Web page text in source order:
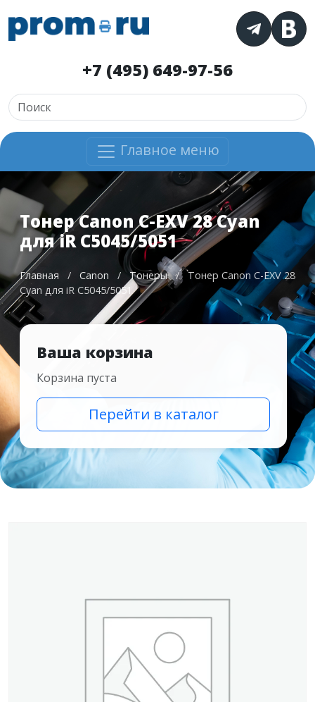
+7 (495) 649-97-56
Главное меню
Тонер Canon C-EXV 28 Cyan
для iR C5045/5051
Главная / Canon / Тонеры /
Тонер Canon C-EXV 28
Cyan для iR C5045/5051
Ваша корзина
Корзина пуста
Перейти в каталог